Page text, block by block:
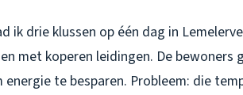
ik drie klussen op één dag in
met koperen leidingen. De bewoners
energie te besparen. Probleem: die